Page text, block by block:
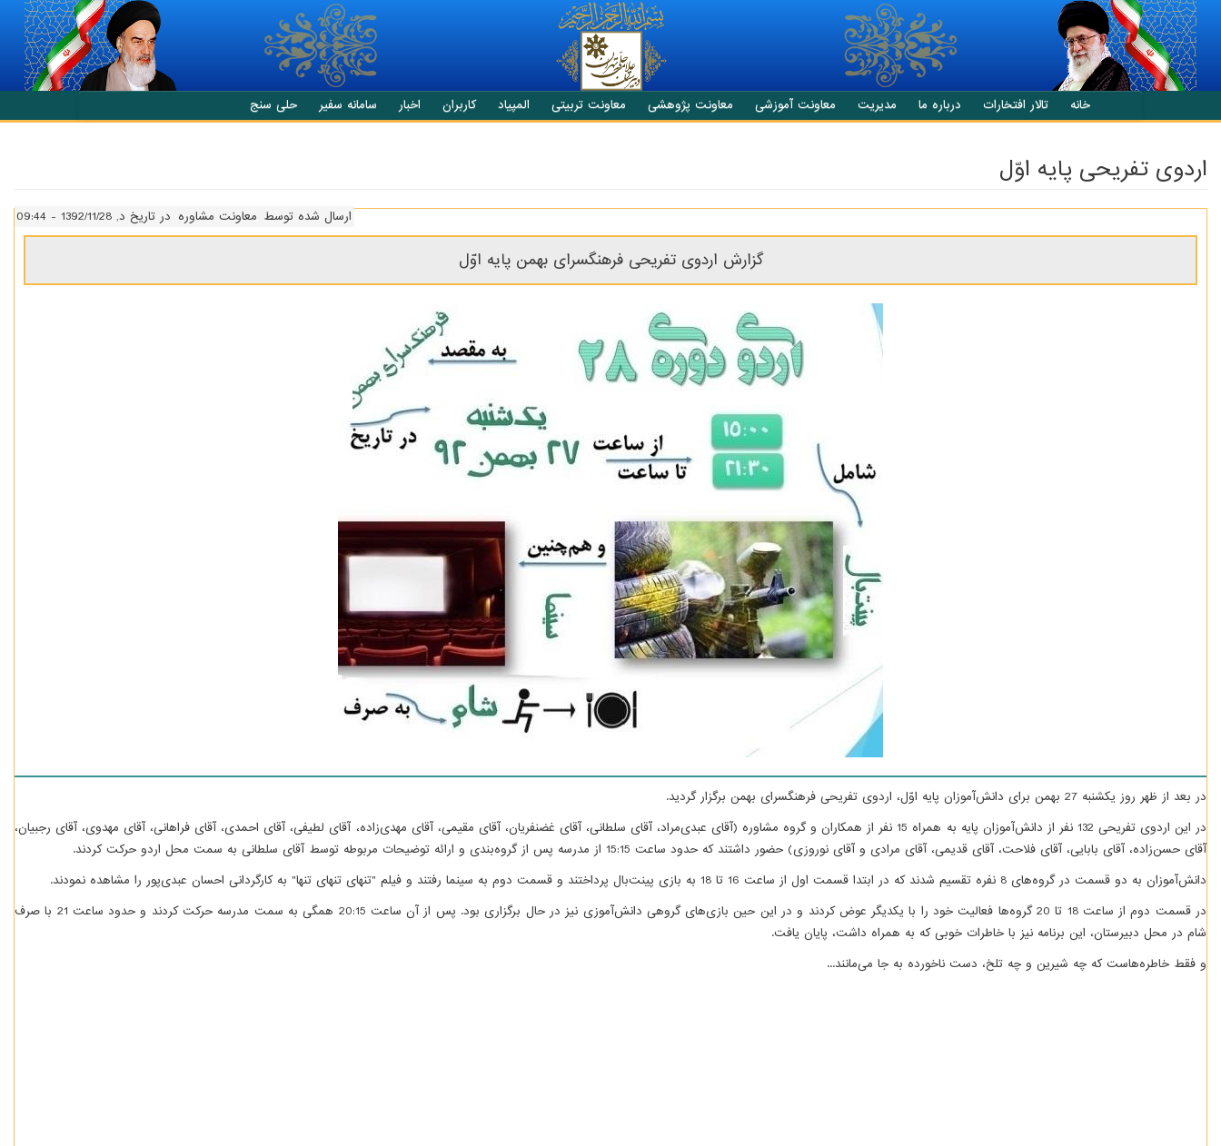
انتقال به محتوای اصلی
خانه تالار افتخارات درباره ما مدیریت معاونت آموزشی معاونت پژوهشی معاونت تربیتی المپیاد کاربران اخبار سامانه سفیر حلی سنج
اردوی تفریحی پایه اوّل
ارسال شده توسط معاونت مشاوره در تاریخ د, 1392/11/28 - 09:44
گزارش اردوی تفریحی فرهنگسرای بهمن پایه اوّل
در بعد از ظهر روز یک­شنبه 27 بهمن­ برای دانش­‌آموزان پایه اوّل، اردوی تفریحی فرهنگسرای بهمن برگزار گردید.
در این اردوی تفریحی 132 نفر از دانش­‌آموزان پایه به همراه 15 نفر از همکاران و گروه مشاوره (آقای عبدی­‌مراد، آقای سلطانی، آقای غضنفریان، آقای مقیمی، آقای مهدی­‌زاده، آقای لطیفی، آقای احمدی، آقای فراهانی، آقای مهدوی، آقای رجبیان،
آقای حسن­‌زاده، آقای بابایی، آقای فلاحت، آقای قدیمی، آقای مرادی و آقای نوروزی) حضور داشتند که حدود ساعت 15:15 از مدرسه پس از گروه­‌بندی و ارائه توضیحات مربوطه توسط آقای سلطانی به سمت محل اردو حرکت کردند.
دانش­‌آموزان به دو قسمت در گروه­‌های 8 نفره تقسیم شدند که در ابتدا قسمت اول از ساعت 16 تا 18 به بازی پینت­‌بال پرداختند و قسمت دوم به سینما رفتند و فیلم "تنهای تنهای تنها" به کارگردانی احسان عبدی­‌پور را مشاهده نمودند.
در قسمت دوم از ساعت 18 تا 20 گروه­‌ها فعالیت خود را با یک­دیگر عوض کردند و در این حین بازی‌های گروهی دانش‌آموزی نیز در حال برگزاری بود. پس از آن ساعت 20:15 همگی به سمت مدرسه حرکت کردند و حدود ساعت 21 با صرف
شام در محل دبیرستان، این برنامه نیز با خاطرات خوبی که به همراه داشت، پایان یافت.
و فقط خاطره­‌هاست که چه شیرین و چه تلخ، دست ناخورده به جا می­‌مانند...